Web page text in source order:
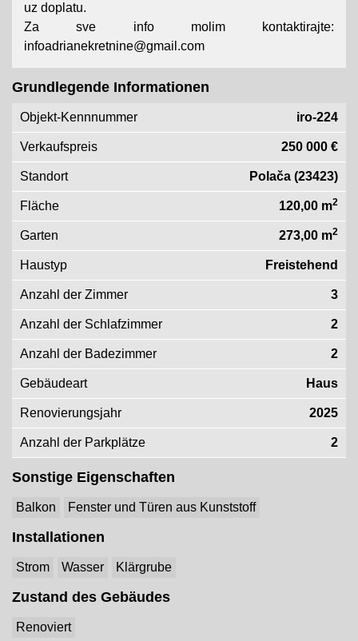
uz doplatu.
Za sve info molim kontaktirajte:
infoadrianekretnine@gmail.com
Grundlegende Informationen
Objekt-Kennnummer iro-224
Verkaufspreis 250 000 €
Standort Polača (23423)
Fläche 120,00 m2
Garten 273,00 m2
Haustyp Freistehend
Anzahl der Zimmer 3
Anzahl der Schlafzimmer 2
Anzahl der Badezimmer 2
Gebäudeart Haus
Renovierungsjahr 2025
Anzahl der Parkplätze 2
Sonstige Eigenschaften
Balkon Fenster und Türen aus Kunststoff
Installationen
Strom Wasser Klärgrube
Zustand des Gebäudes
Renoviert